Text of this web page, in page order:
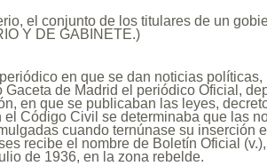
el conjunto de los titulares de un
Y DE GABINETE.)
en que se dan noticias
Gaceta de Madrid el periódico Oficial,
en que se publicaban las leyes,
el Código Civil se determinaba que las
cuando ternúnase su inserción
recibe el nombre de Boletín Oficial
de 1936, en la zona rebelde.